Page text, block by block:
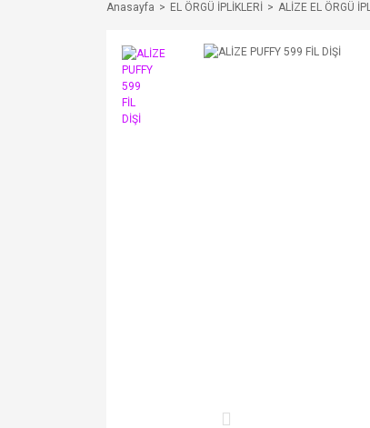
Anasayfa EL ÖRGÜ İPLİKLERİ ALİZE EL ÖRGÜ